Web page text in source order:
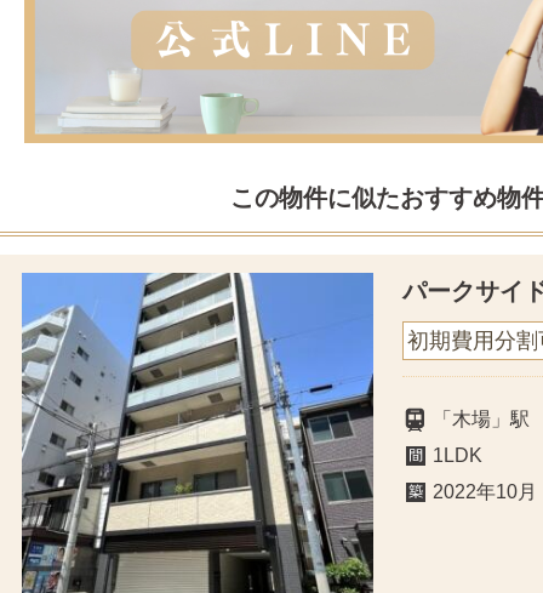
この物件に似たおすすめ物
パークサイ
初期費用分割
「木場」
1LDK
2022年10月